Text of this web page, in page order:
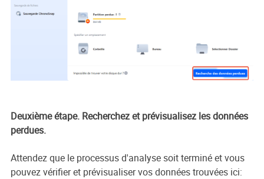
Deuxième étape. Recherchez et prévisualisez les données
perdues.
Attendez que le processus d'analyse soit terminé et vous
pouvez vérifier et prévisualiser vos données trouvées ici: